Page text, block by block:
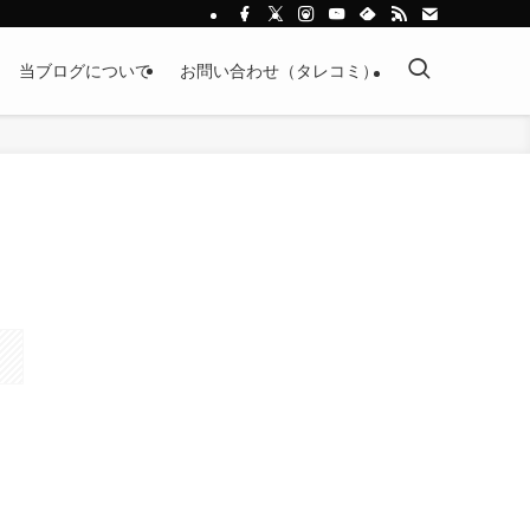
当ブログについて お問い合わせ（タレコミ）